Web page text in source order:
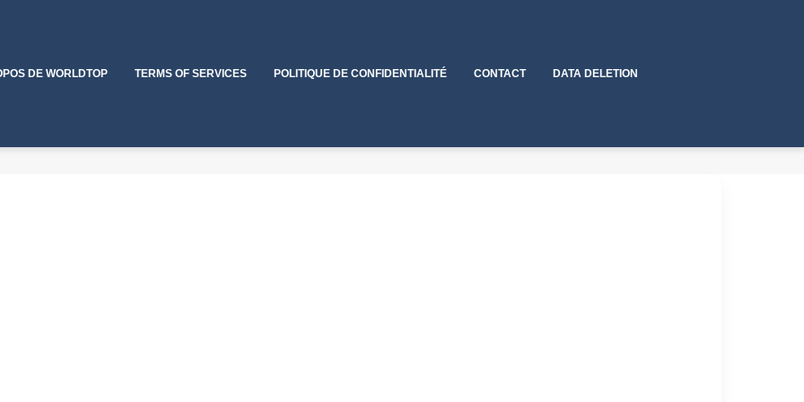
DE WORLDTOP TERMS OF SERVICES POLITIQUE DE CONFIDENTIALITÉ CONTACT DATA DELETION